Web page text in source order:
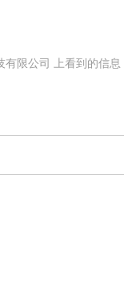
限公司 上看到的信息